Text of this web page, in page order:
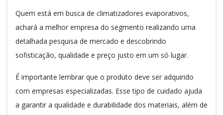
Quem está em busca de climatizadores evaporativos,
achará a melhor empresa do segmento realizando uma
detalhada pesquisa de mercado e descobrindo
sofisticação, qualidade e preço justo em um só lugar.
É importante lembrar que o produto deve ser adquirido
com empresas especializadas. Esse tipo de cuidado ajuda
a garantir a qualidade e durabilidade dos materiais, além de